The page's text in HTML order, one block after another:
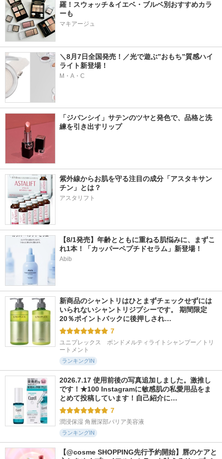
羅！スウォッチ＆イエベ・ブルベ別おすすめカラ
ーも
マキアージュ
＼8月7日全国発売！／光で遊ぶ”おもち”質感ハイ
ライト新登場！
M・A・C
「ジバンシイ」サテンのツヤと発色で、品格と洗
練を引き出すリップ
紫外線からお肌を守る注目の成分「アスタキサン
チン」とは？
アスタリフト
【8/1発売】年齢とともに重ねる肌悩みに、まずこ
れ1本！「カッパーペプチドセラム」新登場！
Abib
新商品のシャントリはひとまずチェックせずには
いられないシャントリジプシーです。 期間限定
20％ポイントバックに後押しされ…
7
ユニプレックス　ボンドメルティライトシャンプー／トリ
ートメント
ランキングIN
2026.7.17 使用前後の写真追加しました。激推し
です！★100 Instagramに敏感肌の私愛用品をま
とめて投稿しています！自己紹介に…
7
潤浸保湿 角層深部バリア美容液
ランキングIN
【@cosme SHOPPING先行予約開始】唇のケアと